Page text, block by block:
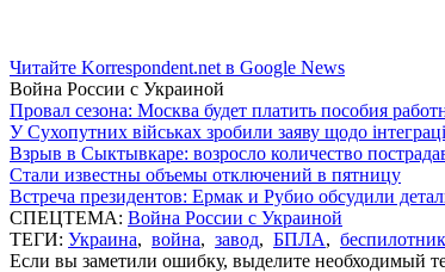
Читайте Korrespondent.net в Google News
Война России с Украиной
Провал сезона: Москва будет платить пособия
У Сухопутних військах зробили заяву щодо
Взрыв в Сыктывкаре: возросло количество
Стали известны объемы отключений в пятницу
Встреча президентов: Ермак и Рубио обсудили
СПЕЦТЕМА: Война России с Украиной
ТЕГИ: Украина, война, завод, БПЛА, беспилотник
Если вы заметили ошибку, выделите необходимый